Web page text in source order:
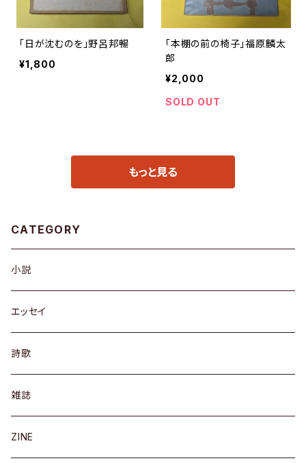
「日が沈むのを」野呂邦暢
¥1,800
「本棚の前の椅子」福原麟太
郎
¥2,000
SOLD OUT
もっと見る
CATEGORY
小説
エッセイ
詩歌
雑誌
ZINE